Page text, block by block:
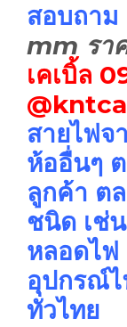
สอบถาม
mm รา
เคเบิ้ล
สายไฟจ
ห้ออื่นๆ
ลูกค้า ต
ชนิด เช่
หลอดไ
อุปกรณ์ไ
ทั่วไทย